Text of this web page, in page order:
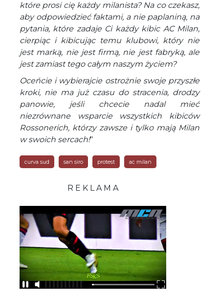
które prosi cię każdy milanista? Na co czekasz,
aby odpowiedzieć faktami, a nie paplaniną, na
pytania, które zadaje Ci każdy kibic AC Milan,
cierpiąc i kibicując temu klubowi, który nie
jest marką, nie jest firmą, nie jest fabryką, ale
jest zamiast tego całym naszym życiem?
Oceńcie i wybierajcie ostrożnie swoje przyszłe
kroki, nie ma już czasu do stracenia, drodzy
panowie, jeśli chcecie nadal mieć
niezrównane wsparcie wszystkich kibiców
Rossonerich, którzy zawsze i tylko mają Milan
w swoich sercach!"
curva sud san siro protest ac milan
R E K L A M A